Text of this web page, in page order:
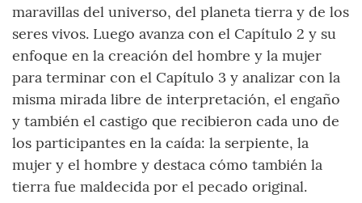
maravillas del universo, del planeta tierra y de los
seres vivos. Luego avanza con el Capítulo 2 y su
enfoque en la creación del hombre y la mujer
para terminar con el Capítulo 3 y analizar con la
misma mirada libre de interpretación, el engaño
y también el castigo que recibieron cada uno de
los participantes en la caída: la serpiente, la
mujer y el hombre y destaca cómo también la
tierra fue maldecida por el pecado original.